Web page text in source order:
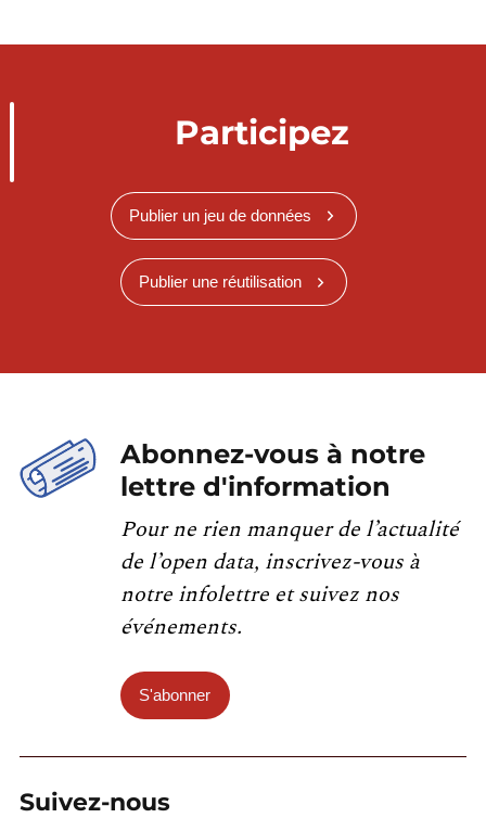
Participez
Publier un jeu de données
Publier une réutilisation
Abonnez-vous à notre
lettre d'information
Pour ne rien manquer de l’actualité
de l’open data, inscrivez-vous à
notre infolettre et suivez nos
événements.
S'abonner
Suivez-nous